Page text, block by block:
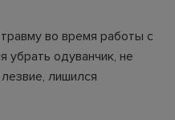
во время работы с
убрать одуванчик, не
лишился